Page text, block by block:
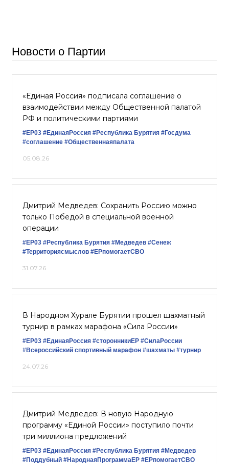
Новости о Партии
«Единая Россия» подписала соглашение о
взаимодействии между Общественной палатой
РФ и политическими партиями
#ЕР03 #ЕдинаяРоссия #Республика Бурятия #Госдума
#соглашение #Общественнаяпалата
05.08.26
Дмитрий Медведев: Сохранить Россию можно
только Победой в специальной военной
операции
#ЕР03 #Республика Бурятия #Медведев #Сенеж
#Территориясмыслов #ЕРпомогаетСВО
31.07.26
В Народном Хурале Бурятии прошел шахматный
турнир в рамках марафона «Сила России»
#ЕР03 #‎ЕдинаяРоссия #сторонникиЕР #СилаРоссии
#Всероссийский спортивный марафон #шахматы #турнир
24.07.26
Дмитрий Медведев: В новую Народную
программу «Единой России» поступило почти
три миллиона предложений
#ЕР03 #‎ЕдинаяРоссия #Республика Бурятия #Медведев
#Поддубный #НароднаяПрограммаЕР #ЕРпомогаетСВО